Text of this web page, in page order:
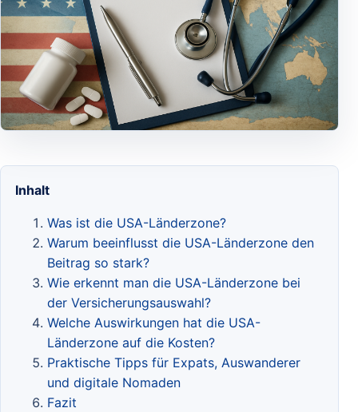
Inhalt
Was ist die USA-Länderzone?
Warum beeinflusst die USA-Länderzone den
Beitrag so stark?
Wie erkennt man die USA-Länderzone bei
der Versicherungsauswahl?
Welche Auswirkungen hat die USA-
Länderzone auf die Kosten?
Praktische Tipps für Expats, Auswanderer
und digitale Nomaden
Fazit